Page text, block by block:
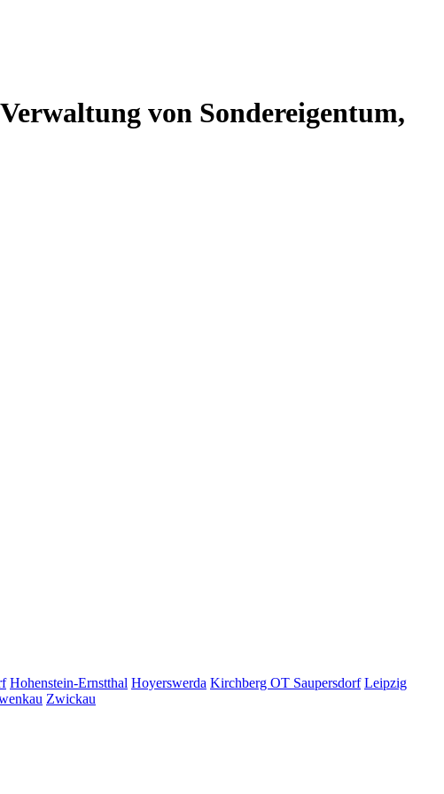
von Sondereigentum,
Hohenstein-Ernstthal Hoyerswerda Kirchberg OT Saupersdorf Leipzig
Zwickau